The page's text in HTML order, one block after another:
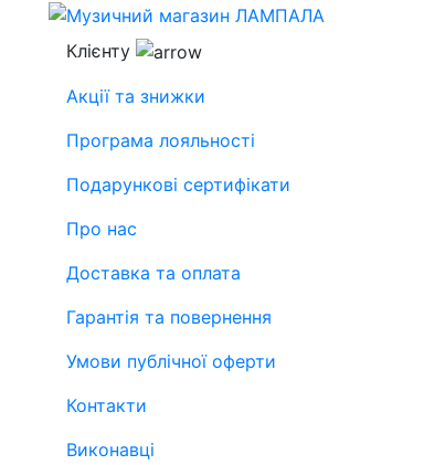
Клієнту
Акції та знижки
Програма лояльності
Подарункові сертифікати
Про нас
Доставка та оплата
Гарантія та повернення
Умови публічної оферти
Контакти
Виконавці